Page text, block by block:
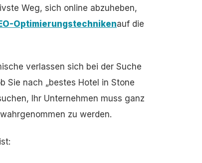
Weg, sich online abzuheben,
Optimierungstechnikenauf die
verlassen sich bei der Suche
Sie nach „bestes Hotel in Stone
Ihr Unternehmen muss ganz
zu werden.